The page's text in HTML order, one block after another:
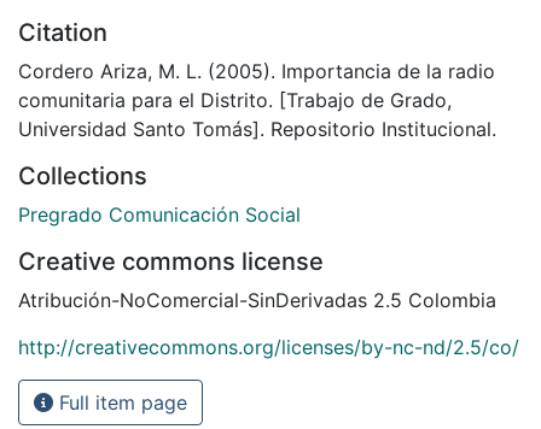
Citation
Cordero Ariza, M. L. (2005). Importancia de la radio
comunitaria para el Distrito. [Trabajo de Grado,
Universidad Santo Tomás]. Repositorio Institucional.
Collections
Pregrado Comunicación Social
Creative commons license
Atribución-NoComercial-SinDerivadas 2.5 Colombia
http://creativecommons.org/licenses/by-nc-nd/2.5/co/
Full item page